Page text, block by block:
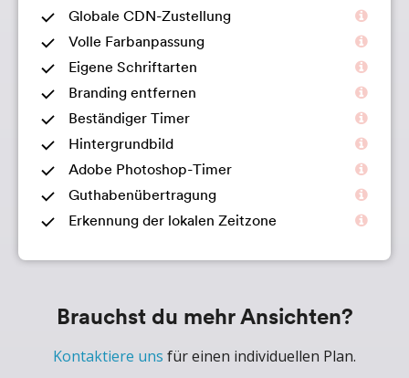
Globale CDN-Zustellung
Volle Farbanpassung
Eigene Schriftarten
Branding entfernen
Beständiger Timer
Hintergrundbild
Adobe Photoshop-Timer
Guthabenübertragung
Erkennung der lokalen Zeitzone
Brauchst du mehr Ansichten?
Kontaktiere uns für einen individuellen Plan.